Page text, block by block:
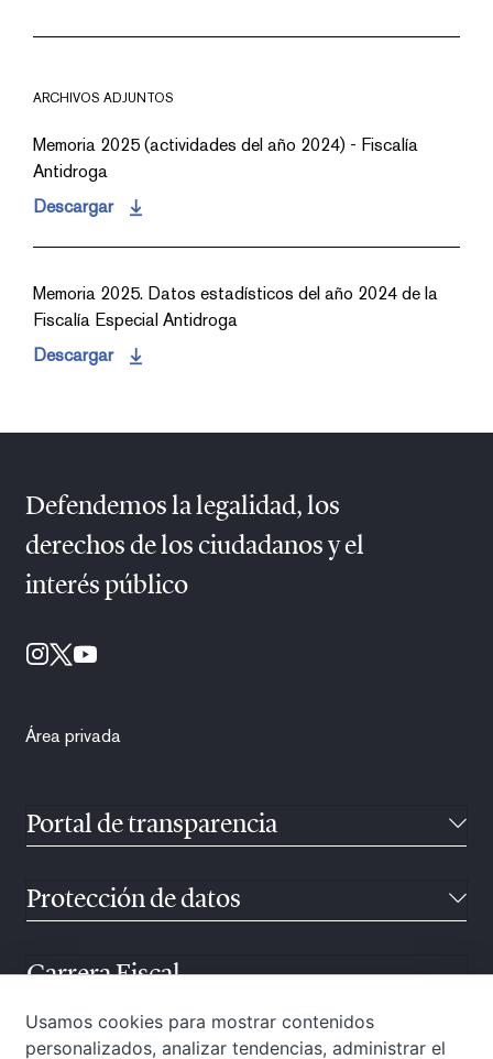
ARCHIVOS ADJUNTOS
Memoria 2025 (actividades del año 2024) - Fiscalía
Antidroga
Descargar
Memoria 2025. Datos estadísticos del año 2024 de la
Fiscalía Especial Antidroga
Descargar
Defendemos la legalidad, los
derechos de los ciudadanos y el
interés público
Área privada
Portal de transparencia
Protección de datos
Carrera Fiscal
Atención ciudadana
Usamos cookies para mostrar contenidos
personalizados, analizar tendencias, administrar el